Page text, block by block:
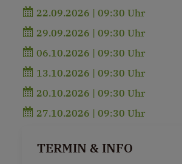
22.09.2026 | 09:30 Uhr
29.09.2026 | 09:30 Uhr
06.10.2026 | 09:30 Uhr
13.10.2026 | 09:30 Uhr
20.10.2026 | 09:30 Uhr
27.10.2026 | 09:30 Uhr
TERMIN & INFO